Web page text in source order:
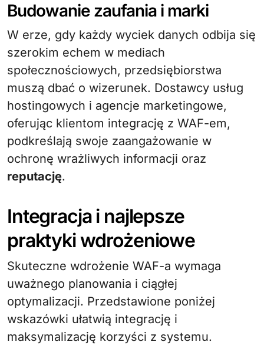
Budowanie zaufania i marki
W erze, gdy każdy wyciek danych odbija się
szerokim echem w mediach
społecznościowych, przedsiębiorstwa
muszą dbać o wizerunek. Dostawcy usług
hostingowych i agencje marketingowe,
oferując klientom integrację z WAF-em,
podkreślają swoje zaangażowanie w
ochronę wrażliwych informacji oraz
reputację.
Integracja i najlepsze
praktyki wdrożeniowe
Skuteczne wdrożenie WAF-a wymaga
uważnego planowania i ciągłej
optymalizacji. Przedstawione poniżej
wskazówki ułatwią integrację i
maksymalizację korzyści z systemu.